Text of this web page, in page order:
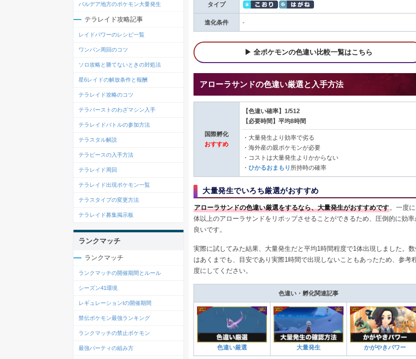
タイプ
進化条件 -
全ポケモンの色違い比較一覧はこちら
アローラサンドの色違い厳選と入手方法
国際孵化
おすすめ
【色違い確率】1/512
【必要時間】平均8時間
・大量発生より効率で劣る
・海外産の親ポケモンが必要
・コストは大量発生よりかからない
・ ひかるおまもり 所持時の確率
大量発生でいろち厳選がおすすめ
アローラサンドの色違い厳選をするなら、大量発生がおすすめです。一度
体以上のアローラサンドをリポップさせることができるため、圧倒的に効率
良いです。
実際に試してみた結果、大量発生だと平均1時間程度で1体出現しました。
はあくまでも、目安であり実際1時間で出現しないこともあったため、参考
度にしてください。
色違い・孵化関連記事
色違い厳選 大量発生 かがやきパワー
パルデア地方のポケモン大量発生
テラレイド攻略記事
レイドパワーのレシピ一覧
ワンパン周回のコツ
ソロ攻略と勝てないときの対処法
星6レイドの解放条件と報酬
テラレイド攻略のコツ
テラバーストのわざマシン入手
テラレイドバトルの参加方法
テラスタル解説
テラピースの入手方法
テラレイド周回
テラレイド出現ポケモン一覧
テラスタイプの変更方法
テラレイド募集掲示板
ランクマッチ
ランクマッチ
ランクマッチの開催期間とルール
シーズン41環境
レギュレーションIの開催期間
禁伝ポケモン最強ランキング
ランクマッチの禁止ポケモン
最強パーティの組み方